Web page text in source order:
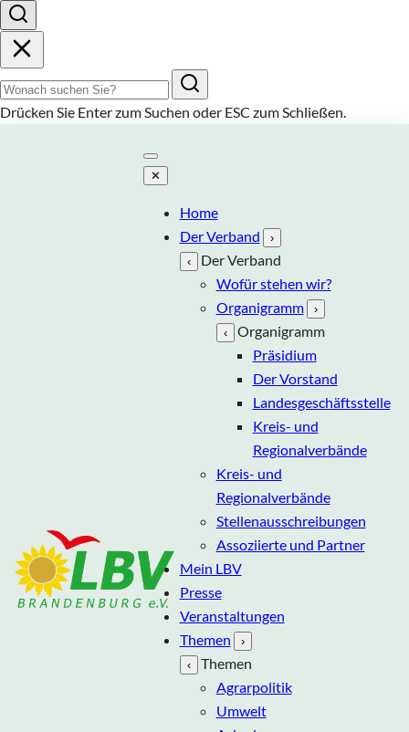
Suchbegriff
Drücken Sie Enterzum Suchen oder ESCzum Schließen.
✕
Home
Der Verband
›
‹
Der Verband
Wofür stehen wir?
Organigramm
›
‹
Organigramm
Präsidium
Der Vorstand
Landesgeschäftsstelle
Kreis- und
Regionalverbände
Kreis- und
Regionalverbände
Stellenausschreibungen
Assoziierte und Partner
Mein LBV
Presse
Veranstaltungen
Themen
›
‹
Themen
Agrarpolitik
Umwelt